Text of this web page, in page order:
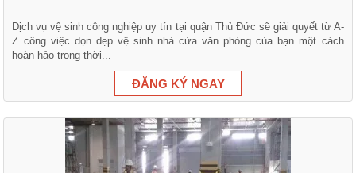
Dịch vụ vệ sinh công nghiệp uy tín tại quận Thủ Đức sẽ giải quyết từ A-
Z công việc dọn dẹp vệ sinh nhà cửa văn phòng của bạn một cách
hoàn hảo trong thời...